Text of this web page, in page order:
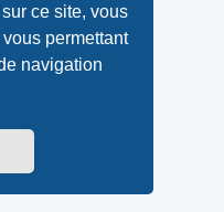
ce site, vous
permettant
navigation